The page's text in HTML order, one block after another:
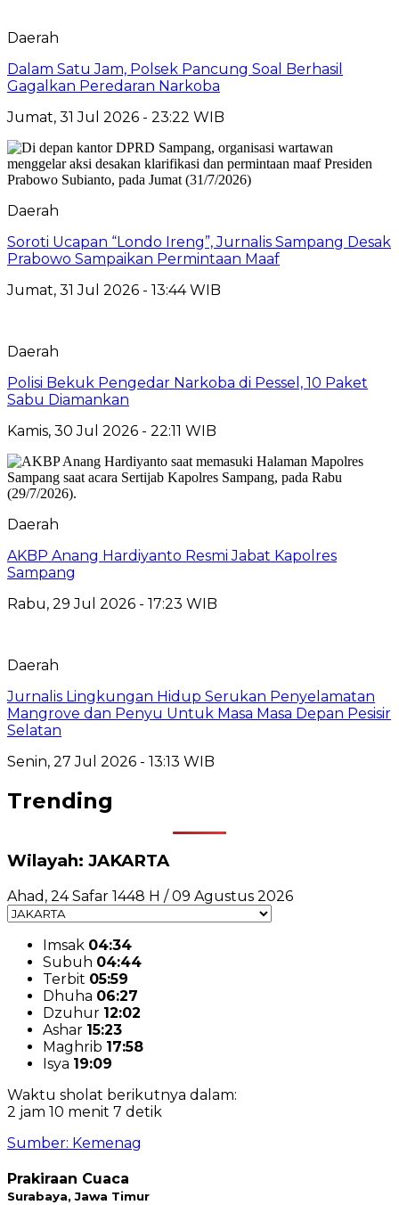
Daerah
Dalam Satu Jam, Polsek Pancung Soal Berhasil
Gagalkan Peredaran Narkoba
Jumat, 31 Jul 2026 - 23:22 WIB
Daerah
Soroti Ucapan “Londo Ireng”, Jurnalis Sampang Desak
Prabowo Sampaikan Permintaan Maaf
Jumat, 31 Jul 2026 - 13:44 WIB
Daerah
Polisi Bekuk Pengedar Narkoba di Pessel, 10 Paket
Sabu Diamankan
Kamis, 30 Jul 2026 - 22:11 WIB
Daerah
AKBP Anang Hardiyanto Resmi Jabat Kapolres
Sampang
Rabu, 29 Jul 2026 - 17:23 WIB
Daerah
Jurnalis Lingkungan Hidup Serukan Penyelamatan
Mangrove dan Penyu Untuk Masa Masa Depan Pesisir
Selatan
Senin, 27 Jul 2026 - 13:13 WIB
Trending
Wilayah: JAKARTA
Ahad, 24 Safar 1448 H / 09 Agustus 2026
Imsak 04:34
Subuh 04:44
Terbit 05:59
Dhuha 06:27
Dzuhur 12:02
Ashar 15:23
Maghrib 17:58
Isya 19:09
Waktu sholat berikutnya dalam:
2 jam 10 menit 7 detik
Sumber: Kemenag
Prakiraan Cuaca
Surabaya, Jawa Timur